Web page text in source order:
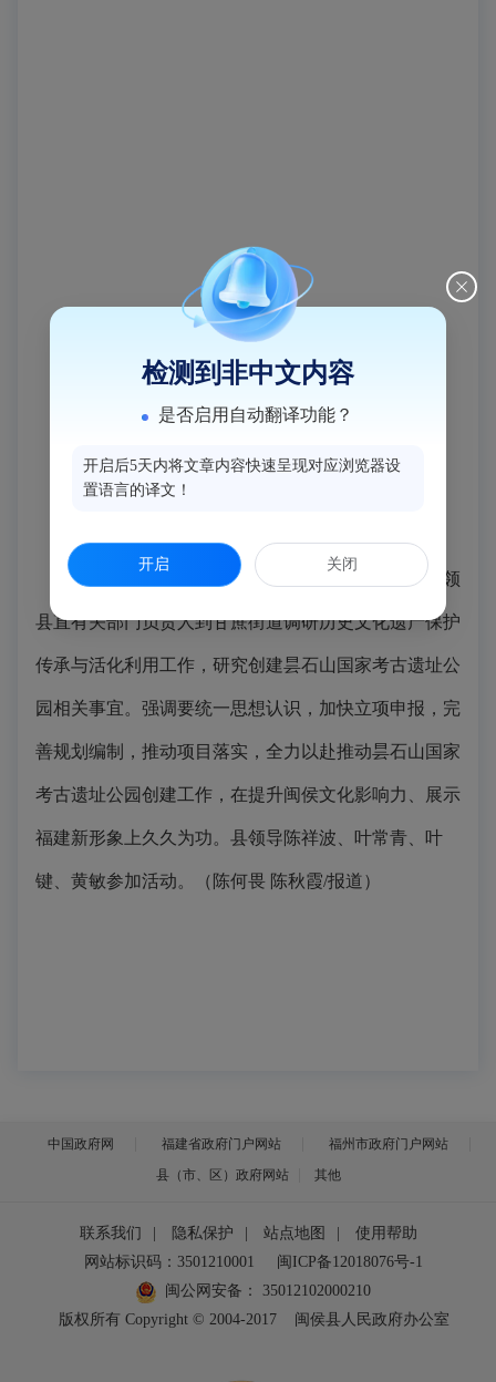
11月12日，闽侯县委书记吴永忠、县长施家雄带领
县直有关部门负责人到甘蔗街道调研历史文化遗产保护
传承与活化利用工作，研究创建昙石山国家考古遗址公
园相关事宜。强调要统一思想认识，加快立项申报，完
善规划编制，推动项目落实，全力以赴推动昙石山国家
考古遗址公园创建工作，在提升闽侯文化影响力、展示
福建新形象上久久为功。县领导陈祥波、叶常青、叶
键、黄敏参加活动。（陈何畏 陈秋霞/报道）
中国政府网 福建省政府门户网站
福州市政府门户网站
县（市、区）政府网站
其他
联系我们 隐私保护 站点地图
使用帮助
网站标识码：3501210001
闽ICP备12018076号-1
闽公网安备：
35012102000210
版权所有 Copyright © 2004-2017
闽侯县人民政府办公室
检测到非中文内容
是否启用自动翻译功能？
开启后5天内将文章内容快速呈现对应浏览器设
置语言的译文！
开启 关闭